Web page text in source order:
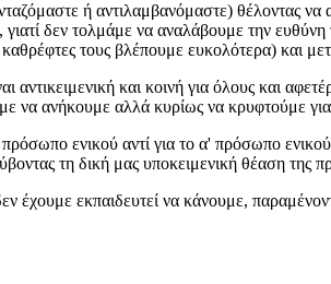
ή αντιλαμβανόμαστε) θέλοντας να
δεν τολμάμε να αναλάβουμε την
τους βλέπουμε ευκολότερα) και
αντικειμενική και κοινή για όλους και
να ανήκουμε αλλά κυρίως να κρυφτούμε
ενικού αντί για το α' πρόσωπο
τη δική μας υποκειμενική θέαση της
εκπαιδευτεί να κάνουμε,